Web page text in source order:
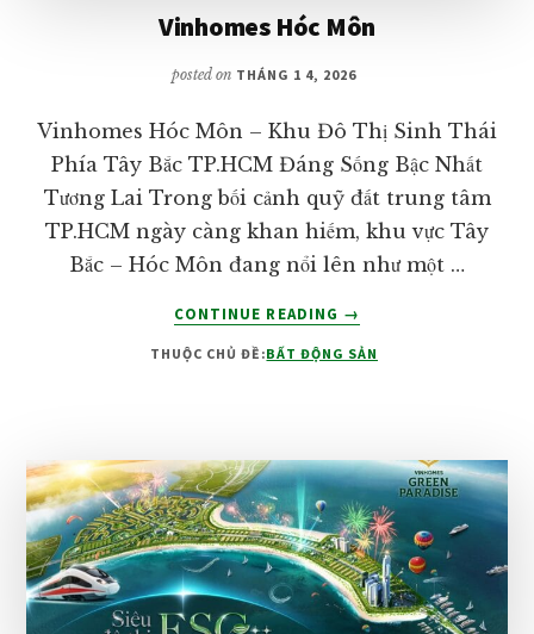
Vinhomes Hóc Môn
posted on THÁNG 1 4, 2026
Vinhomes Hóc Môn – Khu Đô Thị Sinh Thái
Phía Tây Bắc TP.HCM Đáng Sống Bậc Nhất
Tương Lai Trong bối cảnh quỹ đất trung tâm
TP.HCM ngày càng khan hiếm, khu vực Tây
Bắc – Hóc Môn đang nổi lên như một …
CONTINUE READING
VỀVINHOMES
MÔN
→
THUỘC CHỦ ĐỀ:BẤT ĐỘNG SẢN